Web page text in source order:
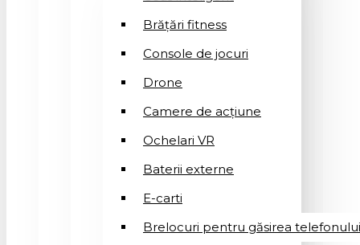
Brățări fitness
Console de jocuri
Drone
Camere de acțiune
Ochelari VR
Baterii externe
E-carti
Brelocuri pentru găsirea telefonului